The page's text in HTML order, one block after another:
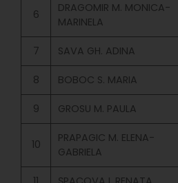
6
DRAGOMIR M. MONICA-
MARINELA
7 SAVA GH. ADINA
8 BOBOC S. MARIA
9 GROSU M. PAULA
10
PRAPAGIC M. ELENA-
GABRIELA